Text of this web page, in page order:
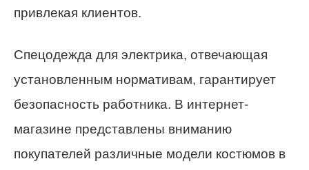
привлекая клиентов.
Спецодежда для электрика, отвечающая
установленным нормативам, гарантирует
безопасность работника. В интернет-
магазине представлены вниманию
покупателей различные модели костюмов в